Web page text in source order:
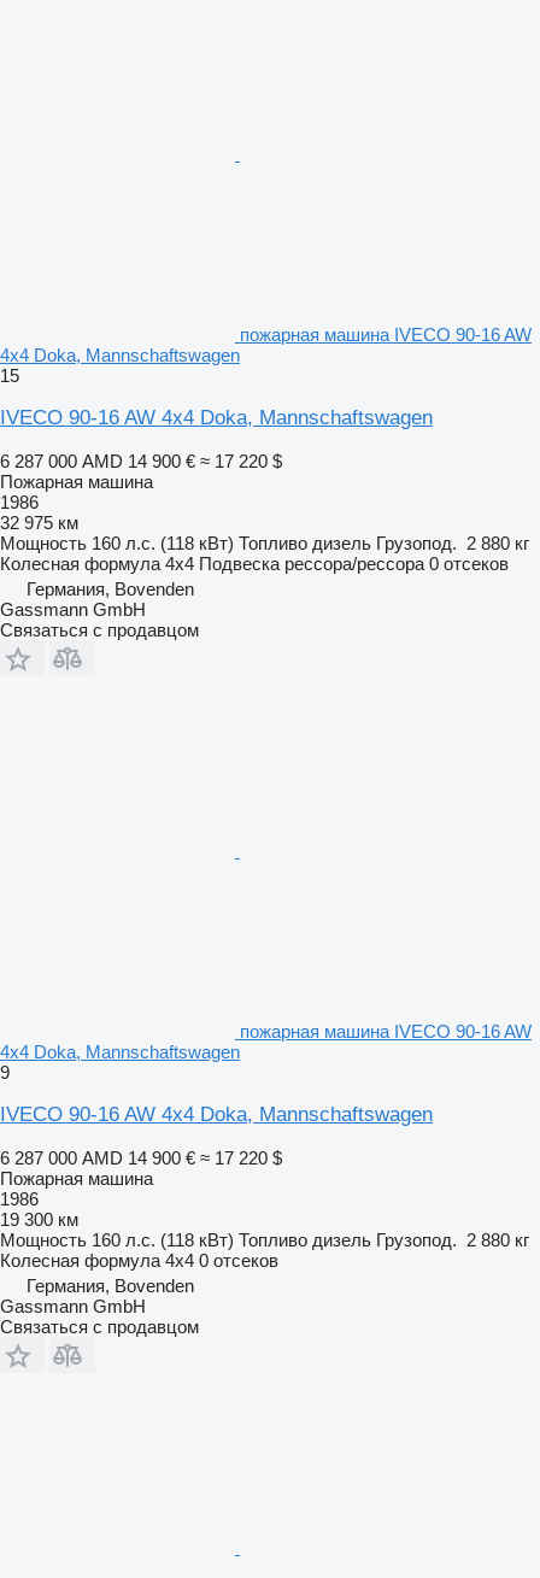
пожарная машина IVECO 90-16 AW
4x4 Doka, Mannschaftswagen
15
IVECO 90-16 AW 4x4 Doka, Mannschaftswagen
6 287 000 AMD 14 900 € ≈ 17 220 $
Пожарная машина
1986
32 975 км
Мощность 160 л.с. (118 кВт) Топливо дизель Грузопод. 2 880 кг
Колесная формула 4x4 Подвеска рессора/рессора 0 отсеков
Германия, Bovenden
Gassmann GmbH
Связаться с продавцом
пожарная машина IVECO 90-16 AW
4x4 Doka, Mannschaftswagen
9
IVECO 90-16 AW 4x4 Doka, Mannschaftswagen
6 287 000 AMD 14 900 € ≈ 17 220 $
Пожарная машина
1986
19 300 км
Мощность 160 л.с. (118 кВт) Топливо дизель Грузопод. 2 880 кг
Колесная формула 4x4 0 отсеков
Германия, Bovenden
Gassmann GmbH
Связаться с продавцом